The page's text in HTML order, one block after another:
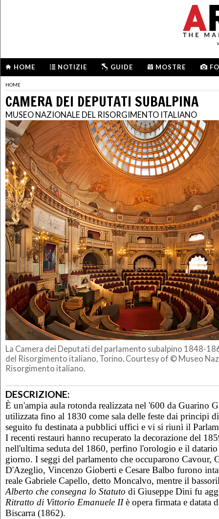
HOME NOTIZIE GUIDE MOSTRE
HOME
CAMERA DEI DEPUTATI SUBALPINA
MUSEO NAZIONALE DEL RISORGIMENTO ITALIANO
La Camera dei Deputati del parlamento subalpino 1848-
del Risorgimento italiano, Torino. Courtesy of © Museo
Risorgimento italiano.
DESCRIZIONE:
È un'ampia aula rotonda realizzata nel '600 da Guarino
utilizzata fino al 1830 come sala delle feste dai principi
seguito fu destinata a pubblici uffici e vi si riunì il
I recenti restauri hanno recuperato la decorazione del
nell'ultima seduta del 1860, perfino l'orologio e il
giorno. I seggi del parlamento che occuparono Cavour,
D'Azeglio, Vincenzo Gioberti e Cesare Balbo furono
reale Gabriele Capello, detto Moncalvo, mentre il
Alberto che consegna lo Statuto di Giuseppe Dini fu
Ritratto di Vittorio Emanuele IIè opera firmata e datata
Biscarra (1862).